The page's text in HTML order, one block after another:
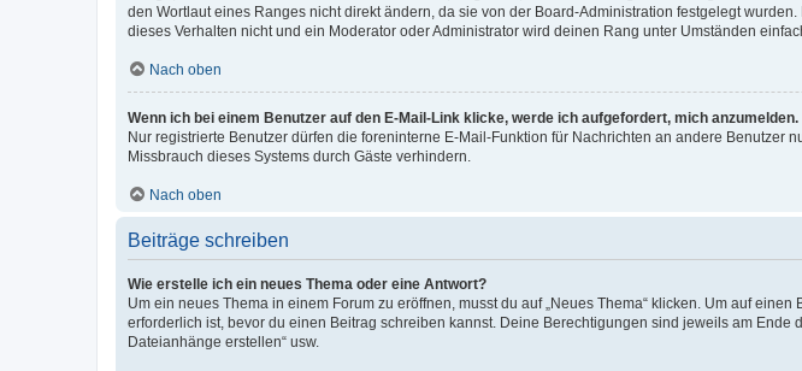
den Wortlaut eines Ranges nicht direkt ändern, da sie von der Board-Administration festgelegt
dieses Verhalten nicht und ein Moderator oder Administrator wird deinen Rang unter Umständen
Nach oben
Wenn ich bei einem Benutzer auf den E-Mail-Link klicke, werde ich aufgefordert, mich anzumelden.
Nur registrierte Benutzer dürfen die foreninterne E-Mail-Funktion für Nachrichten an andere
Missbrauch dieses Systems durch Gäste verhindern.
Nach oben
Beiträge schreiben
Wie erstelle ich ein neues Thema oder eine Antwort?
Um ein neues Thema in einem Forum zu eröffnen, musst du auf „Neues Thema“ klicken. Um auf
erforderlich ist, bevor du einen Beitrag schreiben kannst. Deine Berechtigungen sind jeweils am Ende
Dateianhänge erstellen“ usw.